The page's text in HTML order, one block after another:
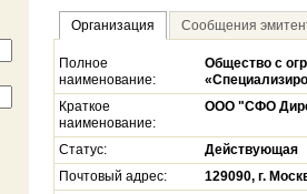
Организация Сообщения
Полное
наименование:
Общество с
Краткое
наименование:
ООО "СФО
Статус:
Действующая
Почтовый адрес:
129090, г.